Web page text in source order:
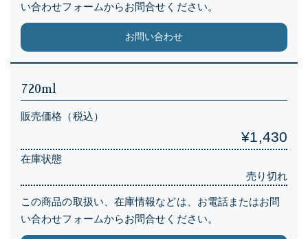
い合わせフォームからお問合せください。
お問い合わせ
720ml
販売価格（税込）
¥1,430
在庫状態
売り切れ
この商品の取扱い、在庫情報などは、お電話またはお問
い合わせフォームからお問合せください。